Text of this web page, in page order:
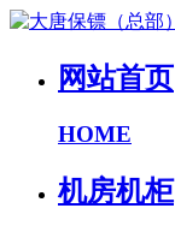
网站首页
HOME
机房机柜